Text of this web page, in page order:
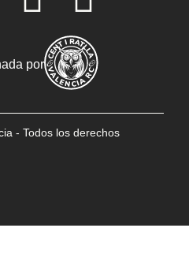
por
- Todos los derechos